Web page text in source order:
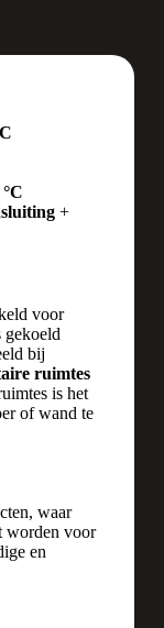
+
voor
gekoeld
bij
ruimtes
is het
of wand te
waar
worden voor
en